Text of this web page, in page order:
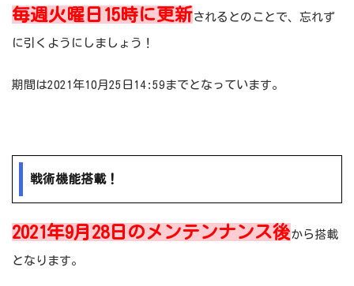
毎週火曜日15時に更新されるとのことで、忘れず
に引くようにしましょう！
期間は2021年10月25日14:59までとなっています。
戦術機能搭載！
2021年9月28日のメンテンナンス後から搭載
となります。